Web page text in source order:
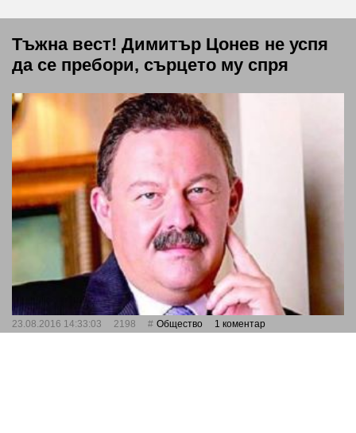
Тъжна вест! Димитър Цонев не успя
да се пребори, сърцето му спря
23.08.2016 14:33:03 2198 Общество 1 коментар